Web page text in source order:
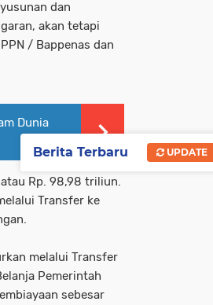
dan
akan tetapi
/ Bappenas dan
Dunia
Rp. 98,98 triliun.
Transfer ke
melalui Transfer
Pemerintah
sebesar
Berita Terbaru UPDATE